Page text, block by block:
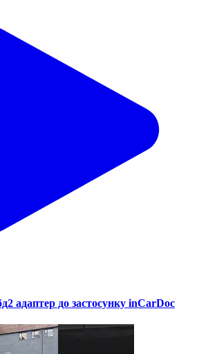
адаптер до застосунку inCarDoc